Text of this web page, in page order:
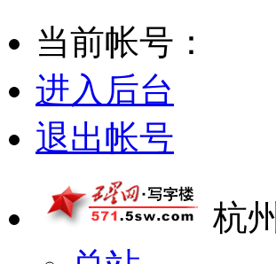
当前帐号：
进入后台
退出帐号
杭州